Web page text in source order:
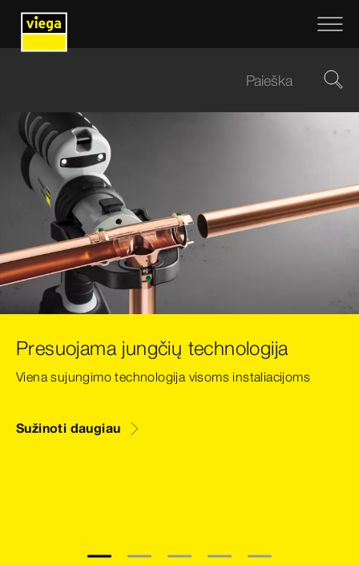
Presuojama jungčių technologija
Viena sujungimo technologija visoms instaliacijoms
Sužinoti daugiau
1 2 3 4 5